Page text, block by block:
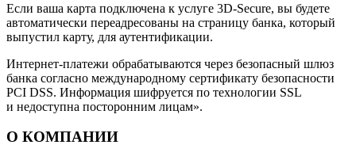
Если ваша карта подключена к услуге 3D-Secure, вы будете
автоматически переадресованы на страницу банка, который
выпустил карту, для аутентификации.
Интернет-платежи обрабатываются через безопасный шлюз
банка согласно международному сертификату безопасности
PCI DSS. Информация шифруется по технологии SSL
и недоступна посторонним лицам».
О КОМПАНИИ